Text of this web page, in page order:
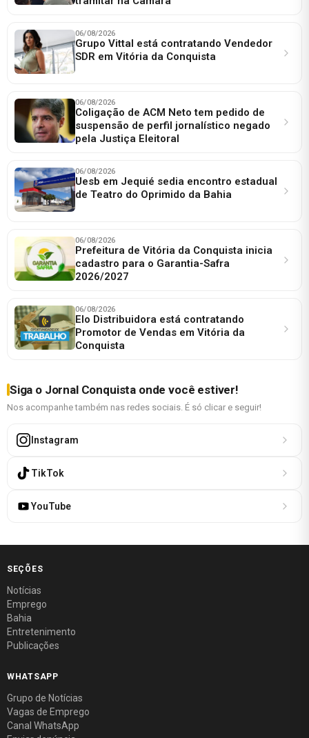
06/08/2026
Grupo Vittal está contratando Vendedor
SDR em Vitória da Conquista
06/08/2026
Coligação de ACM Neto tem pedido de
suspensão de perfil jornalístico negado
pela Justiça Eleitoral
06/08/2026
Uesb em Jequié sedia encontro estadual
de Teatro do Oprimido da Bahia
06/08/2026
Prefeitura de Vitória da Conquista inicia
cadastro para o Garantia-Safra
2026/2027
06/08/2026
Elo Distribuidora está contratando
Promotor de Vendas em Vitória da
Conquista
Siga o Jornal Conquista onde você estiver!
Nos acompanhe também nas redes sociais. É só clicar e seguir!
Instagram
TikTok
YouTube
SEÇÕES
Notícias
Emprego
Bahia
Entretenimento
Publicações
WHATSAPP
Grupo de Notícias
Vagas de Emprego
Canal WhatsApp